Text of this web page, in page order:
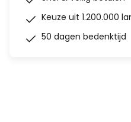
Keuze uit 1.200.000
50 dagen bedenktijd